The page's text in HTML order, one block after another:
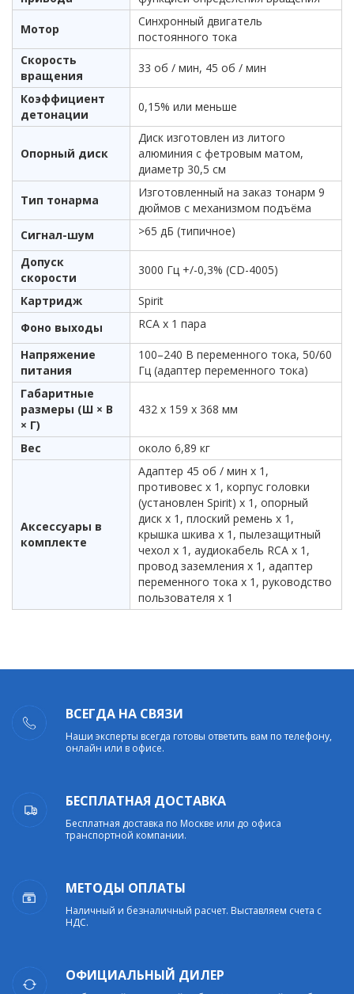
Мотор
Синхронный двигатель
постоянного тока
Скорость
вращения
33 об / мин, 45 об / мин
Коэффициент
детонации
0,15% или меньше
Опорный диск
Диск изготовлен из литого
алюминия с фетровым матом,
диаметр 30,5 см
Тип тонарма
Изготовленный на заказ тонарм 9
дюймов с механизмом подъёма
Сигнал-шум
>65 дБ (типичное)
Допуск
скорости
3000 Гц +/-0,3% (CD-4005)
Картридж
Spirit
Фоно выходы
RCA x 1 пара
Напряжение
питания
100–240 В переменного тока, 50/60
Гц (адаптер переменного тока)
Габаритные
размеры (Ш × В
× Г)
432 x 159 x 368 мм
Вес около 6,89 кг
Аксессуары в
комплекте
Адаптер 45 об / мин x 1,
противовес x 1, корпус головки
(установлен Spirit) x 1, опорный
диск x 1, плоский ремень x 1,
крышка шкива x 1, пылезащитный
чехол x 1, аудиокабель RCA x 1,
провод заземления x 1, адаптер
переменного тока x 1, руководство
пользователя x 1
ВСЕГДА НА СВЯЗИ
Наши эксперты всегда готовы ответить вам по телефону,
онлайн или в офисе.
БЕСПЛАТНАЯ ДОСТАВКА
Бесплатная доставка по Москве или до офиса
транспортной компании.
МЕТОДЫ ОПЛАТЫ
Наличный и безналичный расчет. Выставляем счета с
НДС.
ОФИЦИАЛЬНЫЙ ДИЛЕР